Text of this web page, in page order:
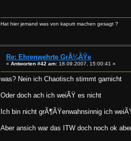
Hat hier jemand was von kaputt machen gesagt ?
Re: Ehrenwehrte GrÃ¼ÃŸe
« Antworten #42 am: 18.09.2007, 15:00:41 »
was? Nein ich Chaotisch stimmt garnicht
Oder doch ach ich weiÃŸ es nicht
Ich bin nicht grÃ¶ÃŸenwahnsinnig ich
Aber ansich war das ITW doch noch ok